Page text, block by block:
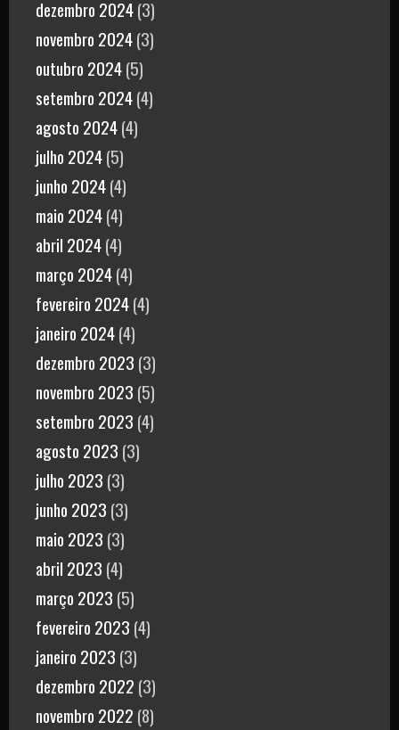
dezembro 2024(3)
novembro 2024(3)
outubro 2024(5)
setembro 2024(4)
agosto 2024(4)
julho 2024(5)
junho 2024(4)
maio 2024(4)
abril 2024(4)
março 2024(4)
fevereiro 2024(4)
janeiro 2024(4)
dezembro 2023 (3)
novembro 2023 (5)
setembro 2023 (4)
agosto 2023 (3)
julho 2023 (3)
junho 2023 (3)
maio 2023 (3)
abril 2023 (4)
março 2023 (5)
fevereiro 2023 (4)
janeiro 2023 (3)
dezembro 2022 (3)
novembro 2022 (8)